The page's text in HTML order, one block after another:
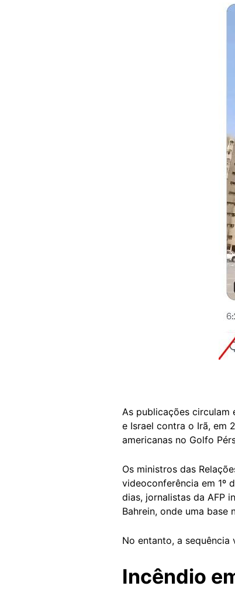
As publicações circulam
e Israel contra o Irã, em
americanas no Golfo
Os ministros das
videoconferência em 1º
dias, jornalistas da AFP
Bahrein, onde uma
No entanto, a
Incêndio